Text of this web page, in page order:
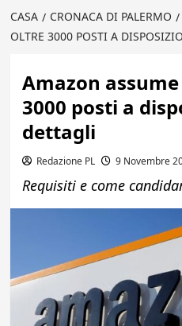
CASA CRONACA DI PALERMO
OLTRE 3000 POSTI A
Amazon
3000 posti a
dettagli
Redazione PL 9 Novembre
Requisiti e come